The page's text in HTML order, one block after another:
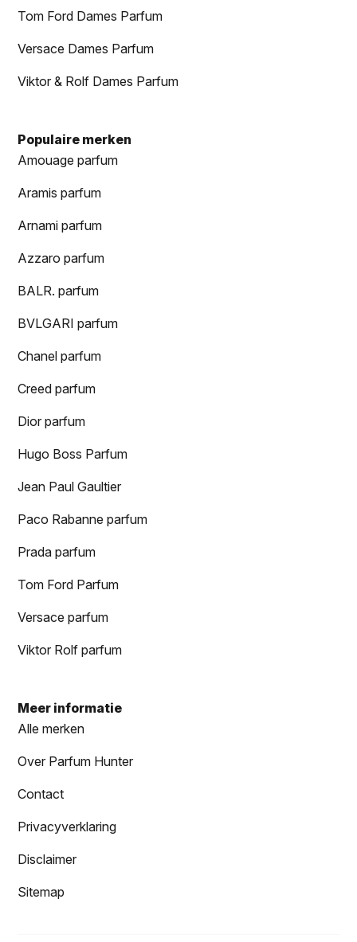
Tom Ford Dames Parfum
Versace Dames Parfum
Viktor & Rolf Dames Parfum
Populaire merken
Amouage parfum
Aramis parfum
Arnami parfum
Azzaro parfum
BALR. parfum
BVLGARI parfum
Chanel parfum
Creed parfum
Dior parfum
Hugo Boss Parfum
Jean Paul Gaultier
Paco Rabanne parfum
Prada parfum
Tom Ford Parfum
Versace parfum
Viktor Rolf parfum
Meer informatie
Alle merken
Over Parfum Hunter
Contact
Privacyverklaring
Disclaimer
Sitemap